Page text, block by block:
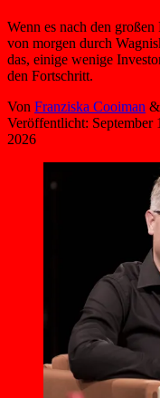
Wenn es nach den
von morgen durch
das, einige wenige
den Fortschritt.
Von Franziska Cooiman &
Veröffentlicht: September
2026